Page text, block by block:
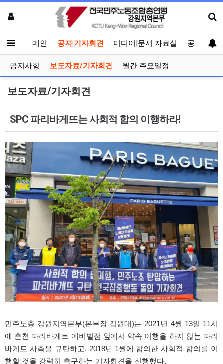
메인 공지|기자회견 미디어|문서 자료실 공유게시
공지사항 보도자료/기자회견 월간 주요일정
보도자료/기자회견
SPC 파리바게뜨는 사회적 합의 이행하라!
민주노총 강원지역본부(본부장 김원대)는 2021년 4월 13일 11시
에 춘천 파리바게트 에버빌점 앞에서 약속 이행을 하지 않는 파리
바게트 사측을 규탄하고, 2018년 1월에 합의한 사회적 합의를 이
행할 것을 강력히 촉구하는 기자회견을 진행했다.